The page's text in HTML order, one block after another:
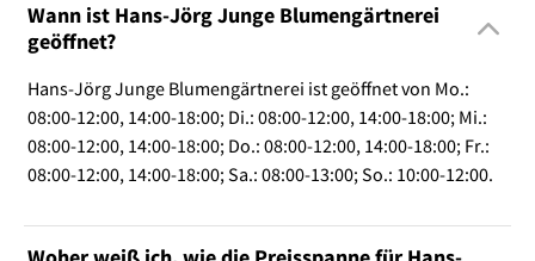
Wann ist Hans-Jörg Junge Blumengärtnerei
geöffnet?
Hans-Jörg Junge Blumengärtnerei ist geöffnet von Mo.:
08:00-12:00, 14:00-18:00; Di.: 08:00-12:00, 14:00-18:00; Mi.:
08:00-12:00, 14:00-18:00; Do.: 08:00-12:00, 14:00-18:00; Fr.:
08:00-12:00, 14:00-18:00; Sa.: 08:00-13:00; So.: 10:00-12:00.